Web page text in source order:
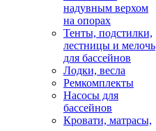
надувным верхом
на опорах
Тенты, подстилки,
лестницы и мелочь
для бассейнов
Лодки, весла
Ремкомплекты
Насосы для
бассейнов
Кровати, матрасы,